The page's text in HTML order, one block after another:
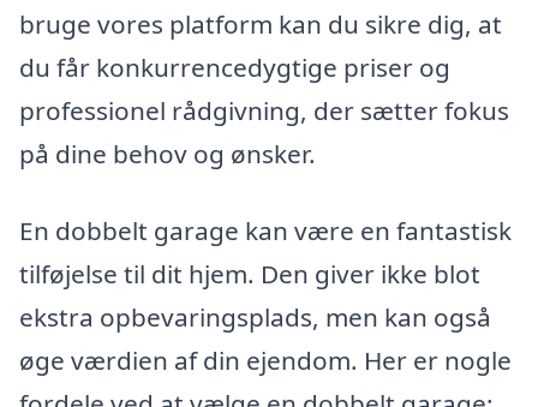
bruge vores platform kan du sikre dig, at
du får konkurrencedygtige priser og
professionel rådgivning, der sætter fokus
på dine behov og ønsker.
En dobbelt garage kan være en fantastisk
tilføjelse til dit hjem. Den giver ikke blot
ekstra opbevaringsplads, men kan også
øge værdien af din ejendom. Her er nogle